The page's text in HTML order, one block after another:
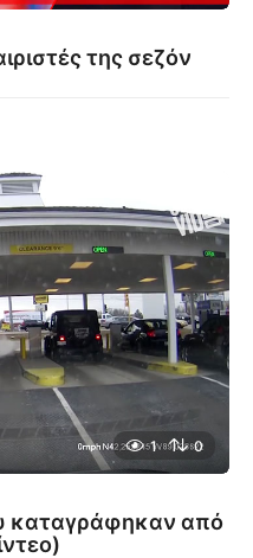
της σεζόν
1 0
καταγράφηκαν από